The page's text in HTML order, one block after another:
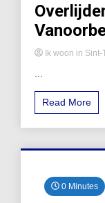
Ik woon in Sint-
Read More
0 Minutes